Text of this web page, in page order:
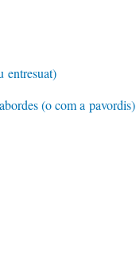
entresuat)
(o com a pavordis)